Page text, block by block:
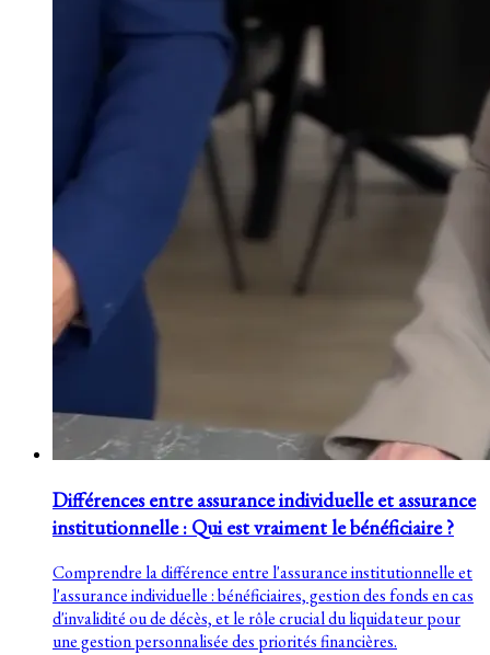
Différences entre assurance individuelle et assurance
institutionnelle : Qui est vraiment le bénéficiaire ?
Comprendre la différence entre l'assurance institutionnelle et
l'assurance individuelle : bénéficiaires, gestion des fonds en cas
d'invalidité ou de décès, et le rôle crucial du liquidateur pour
une gestion personnalisée des priorités financières.